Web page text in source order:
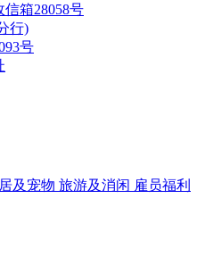
箱28058号
行)
号
及宠物 旅游及消闲 雇员福利